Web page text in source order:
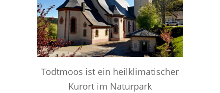
Todtmoos ist ein heilklimatischer
Kurort im Naturpark